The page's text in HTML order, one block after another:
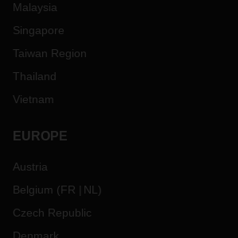
Malaysia
Singapore
Taiwan Region
Thailand
Vietnam
EUROPE
Austria
Belgium (FR NL )
Czech Republic